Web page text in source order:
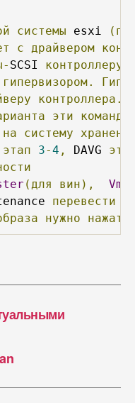
системы esxi
(по
с драйвером
SCSI контроллеру,
гипервизором.
контроллера.
эти
команды
на систему
этап 3-4 , DAVG
(для вин),
перевести
нужно нажать